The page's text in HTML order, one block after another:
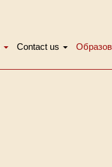
Contact us